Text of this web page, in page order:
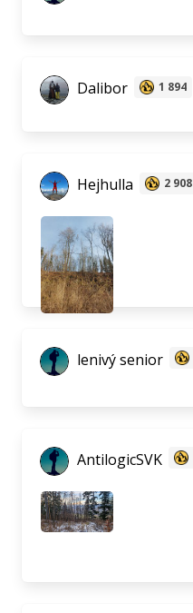
Dalibor 1 894
Hejhulla 2 908
lenivý senior
AntilogicSVK